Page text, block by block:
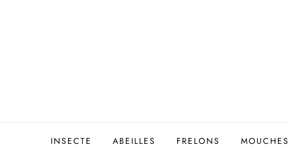
INSECTE ABEILLES FRELONS MOUCHES